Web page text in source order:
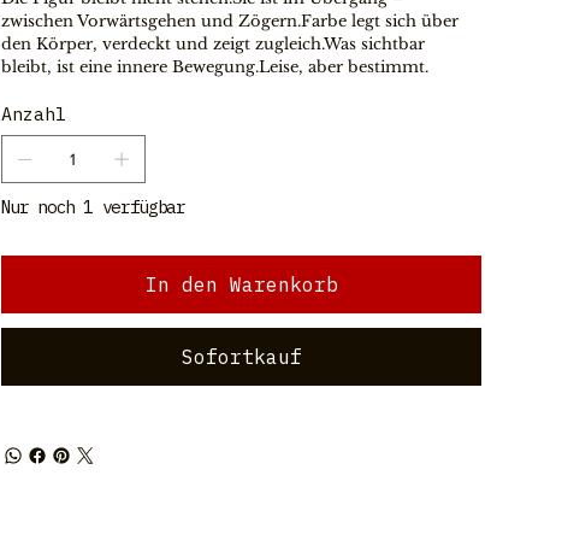
zwischen Vorwärtsgehen und Zögern.Farbe legt sich über
den Körper, verdeckt und zeigt zugleich.Was sichtbar
bleibt, ist eine innere Bewegung.Leise, aber bestimmt.
Anzahl
Nur noch 1 verfügbar
In den Warenkorb
Sofortkauf